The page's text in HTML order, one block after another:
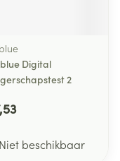
Digital
2
beschikbaar